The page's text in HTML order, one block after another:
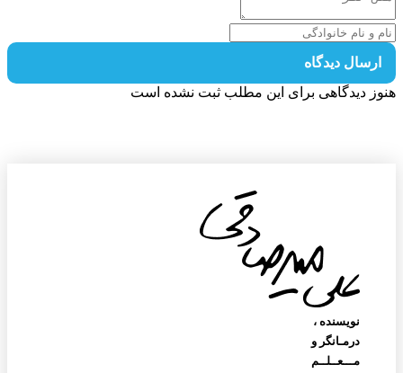
دیدگاه
دیدگاهی برای این مطلب ثبت نشده است
نویسنده‌ ،
درمـانگر و
مـــعــلــم